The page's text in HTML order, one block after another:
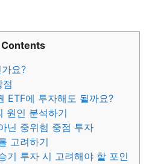
Contents
요?
ETF에 투자해도 될까요?
원인 분석하기
닌 중위험 중점 투자
고려하기
기 투자 시 고려해야 할 포인